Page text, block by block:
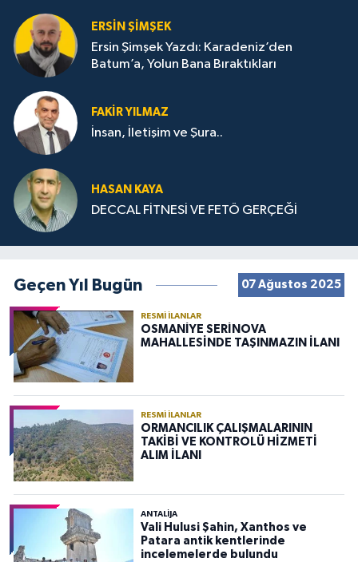
ERSIN ŞIMŞEK
Ersin Şimşek Yazdı: Karadeniz’den
Batum’a, Yolun Bana Bıraktıkları
FAKIR YILMAZ
İnsan, İletişim ve Şura..
HASAN KAYA
DECCAL FİTNESİ VE FETÖ GERÇEĞİ
Geçen Yıl Bugün 07 Ağustos 2025
RESMI İLANLAR
OSMANİYE SERİNOVA
MAHALLESİNDE TAŞINMAZIN İLANI
RESMI İLANLAR
ORMANCILIK ÇALIŞMALARININ
TAKİBİ VE KONTROLÜ HİZMETİ
ALIM İLANI
ANTALIJA
Vali Hulusi Şahin, Xanthos ve
Patara antik kentlerinde
incelemelerde bulundu